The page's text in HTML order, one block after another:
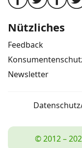
Nützliches
Feedback
Newsletter
Datenschutz
© 2012 –